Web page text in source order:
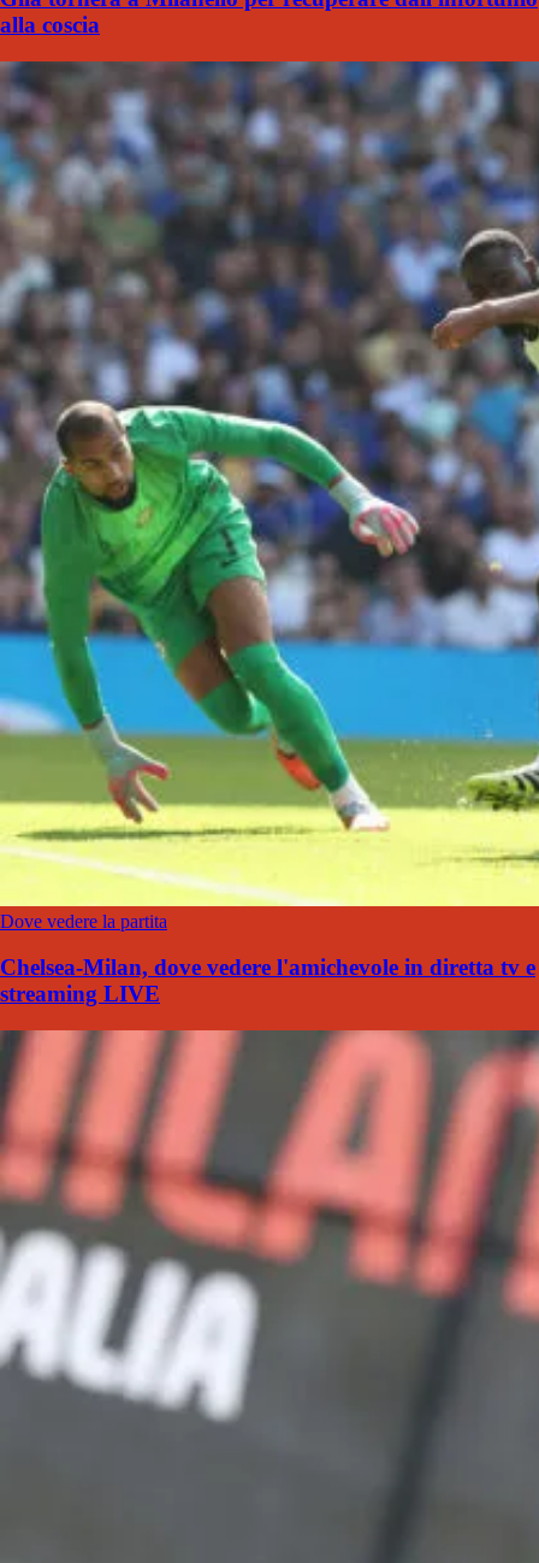
alla coscia
Dove vedere la partita
Chelsea-Milan, dove vedere l'amichevole in diretta tv e
streaming LIVE